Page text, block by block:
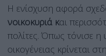
Η ενίσχυση αφορά
νοικοκυριά και
πολίτες. Όπως τόνισε η
οικογένειας κρίνεται